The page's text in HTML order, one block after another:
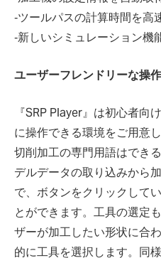
‐ツールパスの計算時間を高
‐新しいシミュレーション機
ユーザーフレンドリーな操
『SRP Player』は初心者向
に操作できる環境をご用意
切削加工の専門用語はでき
デルデータの取り込みから
で、ボタンをクリックして
とができます。工具の選定
ザーが加工したい形状に合
的に工具を選択します。同